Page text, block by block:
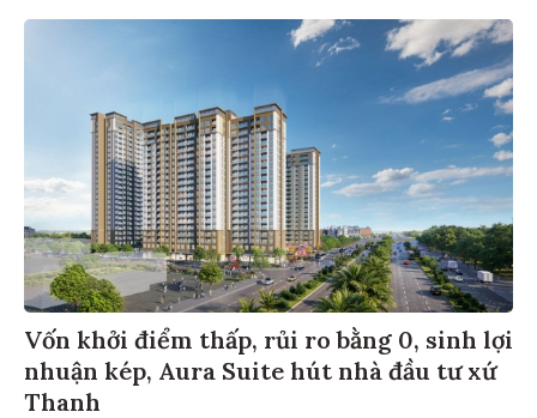
Vốn khởi điểm thấp, rủi ro bằng 0, sinh lợi
nhuận kép, Aura Suite hút nhà đầu tư xứ
Thanh